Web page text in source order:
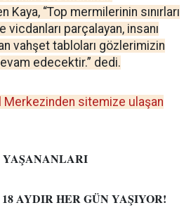
Kaya, “Top mermilerinin sınırları
vicdanları parçalayan, insanı
vahşet tabloları gözlerimizin
edecektir.” dedi.
Merkezinden sitemize ulaşan
YAŞANANLARI
AYDIR HER GÜN YAŞIYOR!